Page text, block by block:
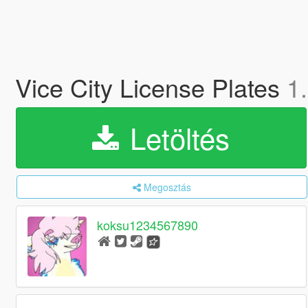
Vice City License Plates
Letöltés
Megosztás
koksu1234567890